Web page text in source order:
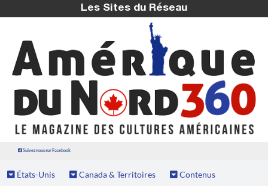
Les Sites du Réseau
Suivez nous sur Facebook
États-Unis Canada & Territoires Contenus